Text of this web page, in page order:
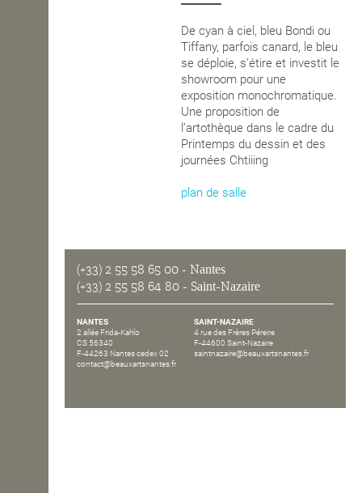
De cyan à ciel, bleu Bondi ou
Tiffany, parfois canard, le bleu
se déploie, s’étire et investit le
showroom pour une
exposition monochromatique.
Une proposition de
l’artothèque dans le cadre du
Printemps du dessin et des
journées Chtiiing
plan de salle
(+33) 2 55 58 65 00 - Nantes
(+33) 2 55 58 64 80 - Saint-Nazaire
NANTES
2 allée Frida-Kahlo
CS 56340
F-44263 Nantes cedex 02
contact@beauxartsnantes.fr
SAINT-NAZAIRE
4 rue des Frères Péreire
F-44600 Saint-Nazaire
saintnazaire@beauxartsnantes.fr